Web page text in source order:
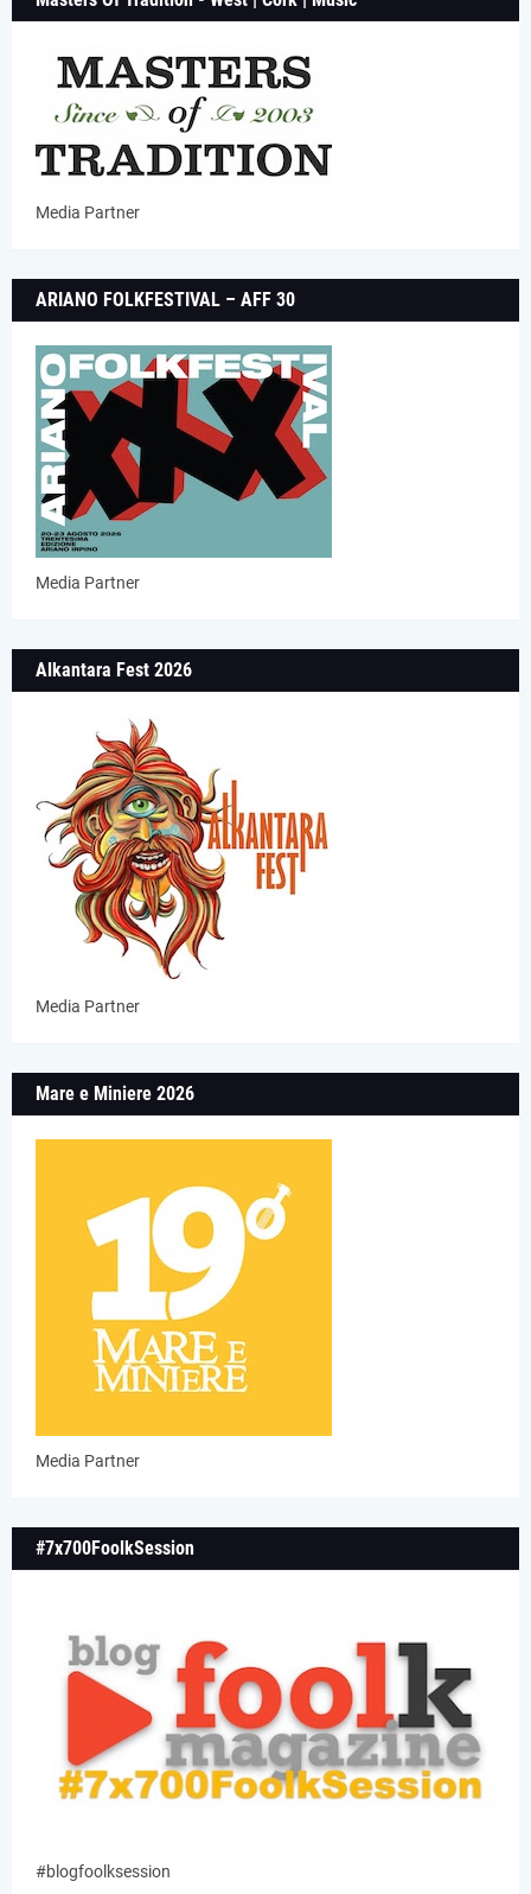
Media Partner
ARIANO FOLKFESTIVAL – AFF 30
Media Partner
Alkantara Fest 2026
Media Partner
Mare e Miniere 2026
Media Partner
#7x700FoolkSession
#blogfoolksession